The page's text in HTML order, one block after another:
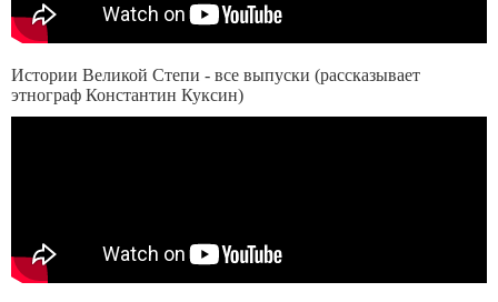
Истории Великой Степи - все выпуски (рассказывает
этнограф Константин Куксин)